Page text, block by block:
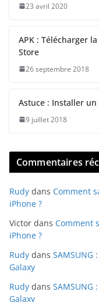
23 avril 2020
APK : Télécharger
Store
26 septembre 2018
Astuce : Installer
9 juillet 2018
Commentaires
Rudy dans Comment
iPhone ?
Victor dans Comment
iPhone ?
Rudy dans SAMSUNG
Galaxy
Rudy dans SAMSUNG
Galaxy